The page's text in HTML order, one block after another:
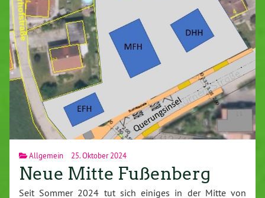
Allgemein 25. Oktober 2024
Neue Mitte Fußenberg
Seit Sommer 2024 tut sich einiges in der Mitte von